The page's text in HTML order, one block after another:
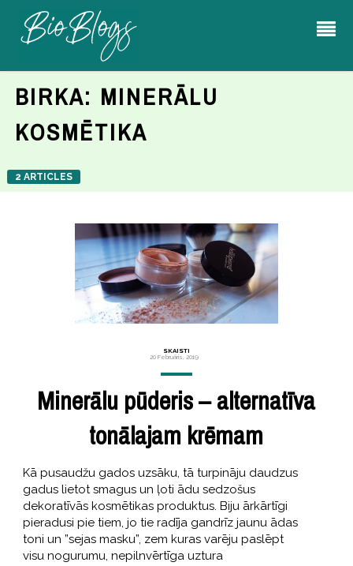
BIRKA: MINERĀLU
KOSMĒTIKA
2 ARTICLES
SKAISTI
20 Februāris, 2019
Minerālu pūderis – alternatīva
tonālajam krēmam
Kā pusaudžu gados uzsāku, tā turpināju daudzus
gadus lietot smagus un ļoti ādu sedzošus
dekoratīvās kosmētikas produktus. Biju ārkārtīgi
pieradusi pie tiem, jo tie radīja gandrīz jaunu ādas
toni un ”sejas masku”, zem kuras varēju paslēpt
visu nogurumu, nepilnvērtīga uztura